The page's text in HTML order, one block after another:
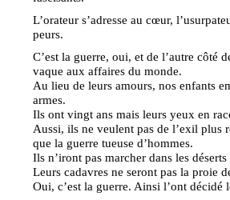
L’orateur s’adresse au cœur,
peurs.
C’est la guerre, oui, et de l’autre côté
vaque aux affaires du monde.
Au lieu de leurs amours, nos enfants
armes.
Ils ont vingt ans mais leurs yeux en
Aussi, ils ne veulent pas de l’exil plus
que la guerre tueuse d’hommes.
Ils n’iront pas marcher dans les
Leurs cadavres ne seront pas la proie
Oui, c’est la guerre. Ainsi l’ont décidé